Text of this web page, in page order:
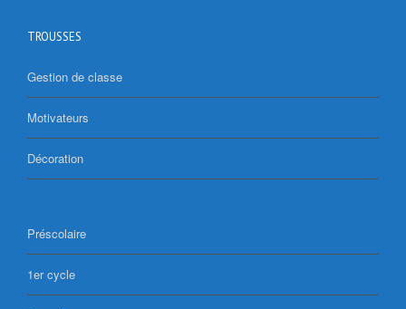
TROUSSES
Gestion de classe
Motivateurs
Décoration
Préscolaire
1er cycle